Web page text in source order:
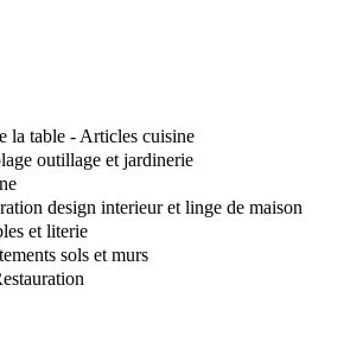
la table - Articles cuisine
outillage et jardinerie
design interieur et linge de maison
et literie
sols et murs